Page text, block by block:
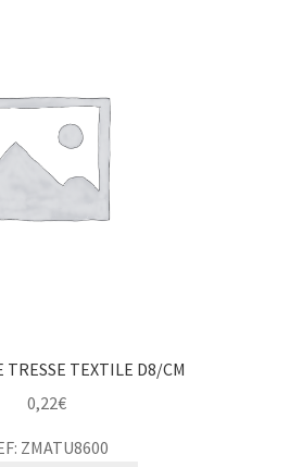
TRESSE TEXTILE D8/CM
0,22€
ZMATU8600